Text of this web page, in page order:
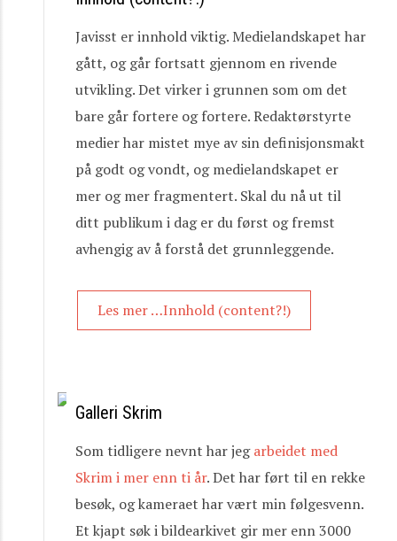
Javisst er innhold viktig. Medielandskapet har
gått, og går fortsatt gjennom en rivende
utvikling. Det virker i grunnen som om det
bare går fortere og fortere. Redaktørstyrte
medier har mistet mye av sin definisjonsmakt
på godt og vondt, og medielandskapet er
mer og mer fragmentert. Skal du nå ut til
ditt publikum i dag er du først og fremst
avhengig av å forstå det grunnleggende.
Les mer …Innhold (content?!)
Galleri Skrim
Som tidligere nevnt har jegarbeidet med
Skrim i mer enn ti år. Det har ført til en rekke
besøk, og kameraet har vært min følgesvenn.
Et kjapt søk i bildearkivet gir mer enn 3000